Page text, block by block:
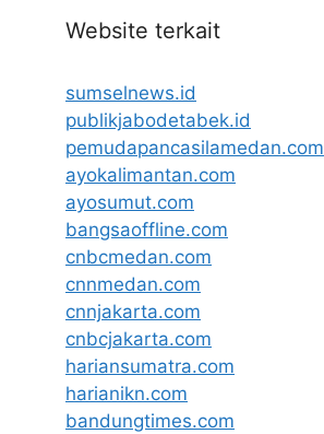
Website terkait
sumselnews.id
publikjabodetabek.id
pemudapancasilamedan.com
ayokalimantan.com
ayosumut.com
bangsaoffline.com
cnbcmedan.com
cnnmedan.com
cnnjakarta.com
cnbcjakarta.com
hariansumatra.com
harianikn.com
bandungtimes.com